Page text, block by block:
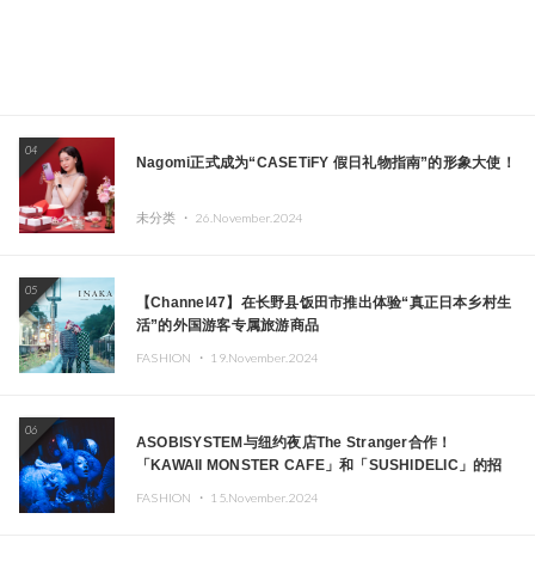
04
Nagomi正式成为“CASETiFY 假日礼物指南”的形象大使！
未分类 ・ 26.November.2024
05
【Channel47】在长野县饭田市推出体验“真正日本乡村生
活”的外国游客专属旅游商品
FASHION ・ 19.November.2024
06
ASOBISYSTEM与纽约夜店The Stranger合作！
「KAWAII MONSTER CAFE」和「SUSHIDELIC」的招
FASHION ・ 15.November.2024